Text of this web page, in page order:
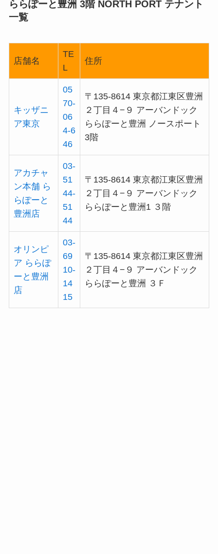
ららぽーと豊洲 3階 NORTH PORT テナント
一覧
店舗名
TE
L
住所
キッザニ
ア東京
05
70-
06
4-6
46
〒135-8614 東京都江東区豊洲
２丁目４−９ アーバンドック
ららぽーと豊洲 ノースポート
3階
アカチャ
ン本舗 ら
らぽーと
豊洲店
03-
51
44-
51
44
〒135-8614 東京都江東区豊洲
２丁目４−９ アーバンドック
ららぽーと豊洲1 ３階
オリンピ
ア ららぽ
ーと豊洲
店
03-
69
10-
14
15
〒135-8614 東京都江東区豊洲
２丁目４−９ アーバンドック
ららぽーと豊洲 ３Ｆ